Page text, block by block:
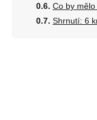
Co by
Shrnutí: 6